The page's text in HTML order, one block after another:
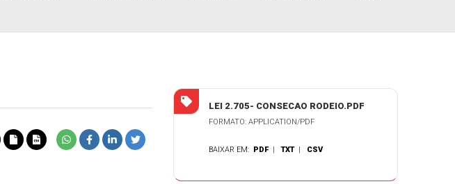
LEI 2.705- CONSECAO RODEIO.PDF
FORMATO: APPLICATION/PDF
BAIXAR EM: PDF |TXT | CSV